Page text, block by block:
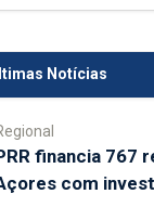
Notícias
financia 767
com